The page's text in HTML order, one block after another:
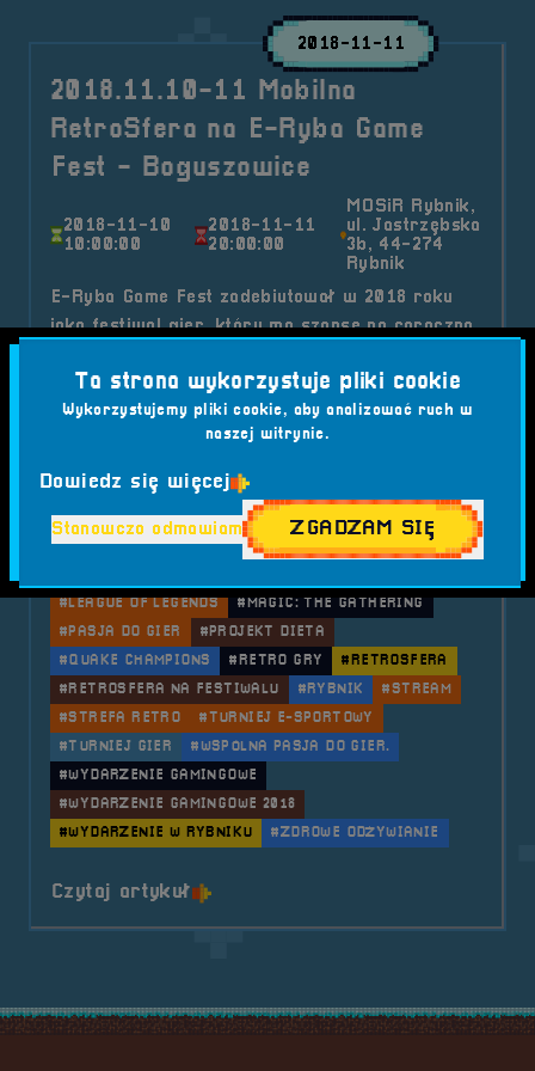
2018-11-11
2018.11.10-11 Mobilna
RetroSfera na E-Ryba Game
Fest - Boguszowice
2018-11-10
10:00:00
2018-11-11
20:00:00
MOSiR Rybnik,
ul. Jastrzębska
3b, 44-274
Rybnik
E-Ryba Game Fest zadebiutował w 2018 roku
jako festiwal gier, który ma szansę na coroczną
pasjonatów gier z całej Polski.
Kategorie wpisu:
Tagi: #E-RYBA GAME FEST
#FESTIWAL GIER
#FIFA 19
#FORTNITE
#GRY PLANSZOWE
#GRY RETRO
#HALA MOSIR
#LEAGUE OF LEGENDS
#MAGIC: THE GATHERING
#PASJA DO GIER
#PROJEKT DIETA
#QUAKE CHAMPIONS
#RETRO GRY
#RETROSFERA
#RETROSFERA NA FESTIWALU
#RYBNIK
#STREAM
#STREFA RETRO
#TURNIEJ E-SPORTOWY
#TURNIEJ GIER
#WSPÓLNA PASJA DO GIER.
#WYDARZENIE GAMINGOWE
#WYDARZENIE GAMINGOWE 2018
#WYDARZENIE W RYBNIKU
#ZDROWE ODŻYWIANIE
Czytaj artykuło tytule 2018.11.10-11 Mobilna
Ta strona wykorzystuje pliki cookie
Wykorzystujemy pliki cookie, aby analizować ruch w
naszej witrynie.
Dowiedz się więcej
Stanowczo odmawiam ZGADZAM SIĘ